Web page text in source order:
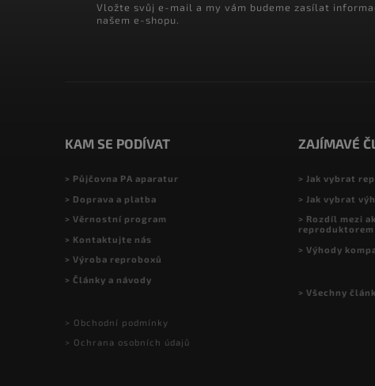
Vložte svůj e-mail a my vám budeme zasílat
našem e-shopu.
KAM SE PODÍVAT
> Půjčovna PA aparatur
> Doprava a platba
> Věrnostní program
> Kontaktujte nás
> Výroba reproboxů
> Články a návody
> Obchodní podmínky
> Ochrana osobních údajů
ZAJÍMAVÉ
> Jak vybrat
> Jak vybrat
> Rozdíl mezi
reproduktorem
> Výhody
> Všechny